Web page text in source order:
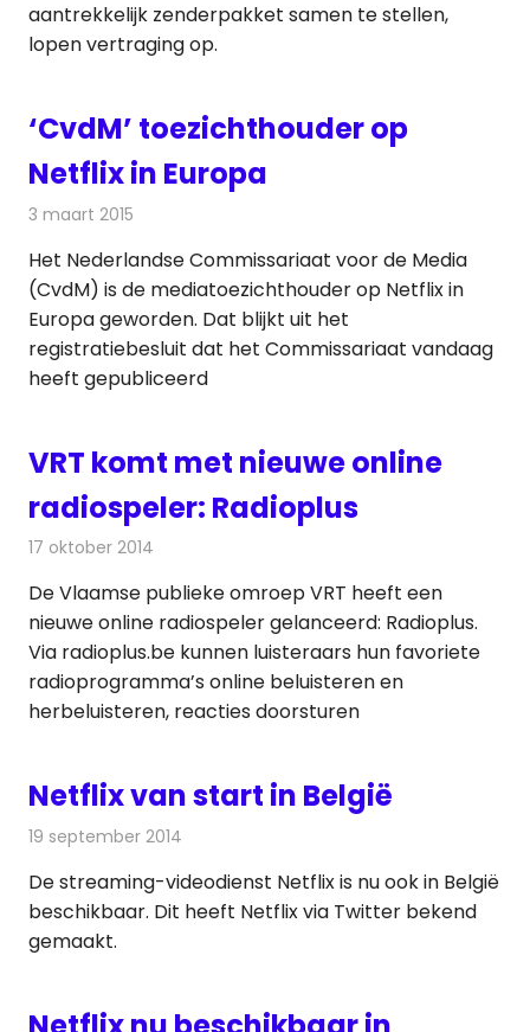
aantrekkelijk zenderpakket samen te stellen,
lopen vertraging op.
‘CvdM’ toezichthouder op
Netflix in Europa
3 maart 2015
Het Nederlandse Commissariaat voor de Media
(CvdM) is de mediatoezichthouder op Netflix in
Europa geworden. Dat blijkt uit het
registratiebesluit dat het Commissariaat vandaag
heeft gepubliceerd
VRT komt met nieuwe online
radiospeler: Radioplus
17 oktober 2014
De Vlaamse publieke omroep VRT heeft een
nieuwe online radiospeler gelanceerd: Radioplus.
Via radioplus.be kunnen luisteraars hun favoriete
radioprogramma’s online beluisteren en
herbeluisteren, reacties doorsturen
Netflix van start in België
19 september 2014
De streaming-videodienst Netflix is nu ook in België
beschikbaar. Dit heeft Netflix via Twitter bekend
gemaakt.